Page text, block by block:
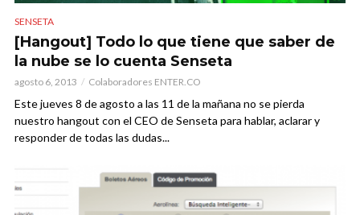
SENSETA
[Hangout] Todo lo que tiene que saber de
la nube se lo cuenta Senseta
agosto 6, 2013 Colaboradores ENTER.CO
Este jueves 8 de agosto a las 11 de la mañana no se pierda
nuestro hangout con el CEO de Senseta para hablar, aclarar y
responder de todas las dudas...